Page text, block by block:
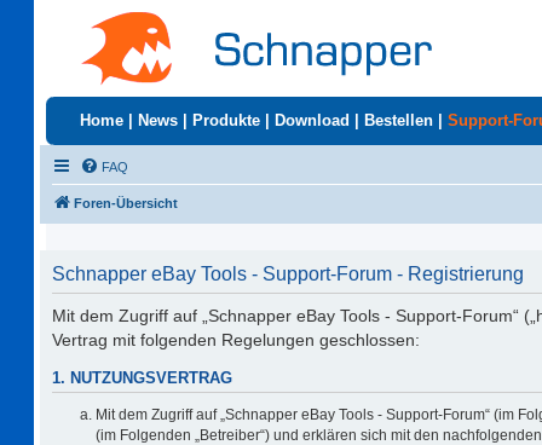
Home News Produkte Download Bestellen Support-
FAQ
Foren-Übersicht
Schnapper eBay Tools - Support-Forum - Registrierung
Mit dem Zugriff auf „Schnapper eBay Tools - Support-Forum“
Vertrag mit folgenden Regelungen geschlossen:
1. NUTZUNGSVERTRAG
Mit dem Zugriff auf „Schnapper eBay Tools - Support-Forum“ (im
(im Folgenden „Betreiber“) und erklären sich mit den